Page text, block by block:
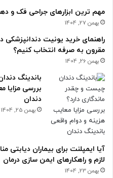
مهم ترین ابزارهای جراحی فک و
بهمن 27, 1404
راهنمای خرید یونیت
مقرون به صرفه انتخاب کنیم؟
بهمن 26, 1404
باندینگ
بررسی مزایا
دندان
بهمن 25, 1404
آیا ایمپلنت برای بیماران
لازم و راهکارهای ایمن سازی درمان
بهمن 23, 1404